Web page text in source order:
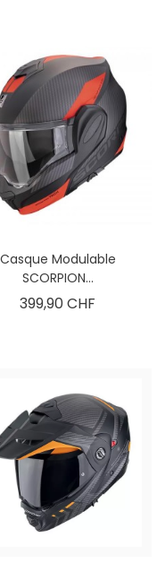
Lire l'article
Casque Modulable
SCORPION...
399,90 CHF